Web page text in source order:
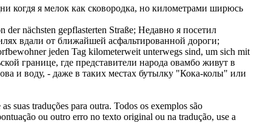
когдя я мелок как сковородка, но километрами ширюсь
der nächsten gepflasterten Straße; Недавно я посетил
вдали от ближайшей асфальтированной дороги;
jeden Tag kilometerweitunterwegs sind, um sich mit
границе, где представители народа овамбо живут в
и воду, - даже в таких местах бутылку "Кока-колы" или
suas traduções para outra. Todos os exemplos são
ou outro erro no texto original ou na tradução, use a